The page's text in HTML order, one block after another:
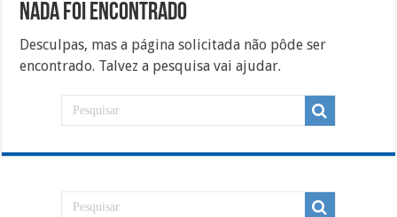
Nada foi Encontrado
Desculpas, mas a página solicitada não pôde ser
encontrado. Talvez a pesquisa vai ajudar.